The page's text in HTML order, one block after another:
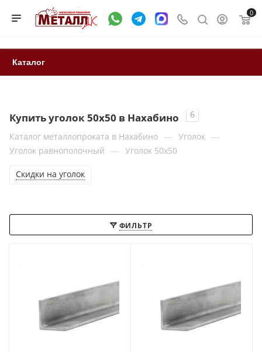
0
Каталог
Купить уголок 50х50 в Нахабино
6
Каталог металлопроката в Нахабино — Уголок —
Уголок равнополочный — Уголок 50х50
Cкидки на уголок
ФИЛЬТР